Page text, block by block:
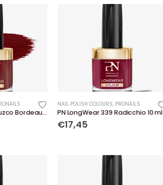
PN LongWear 412 Cuzco Bordeaux 10 ml
NAIL POLISH COLOURS, PRONAILS
PN LongWear 339 Radicchio 10 ml
€17,45